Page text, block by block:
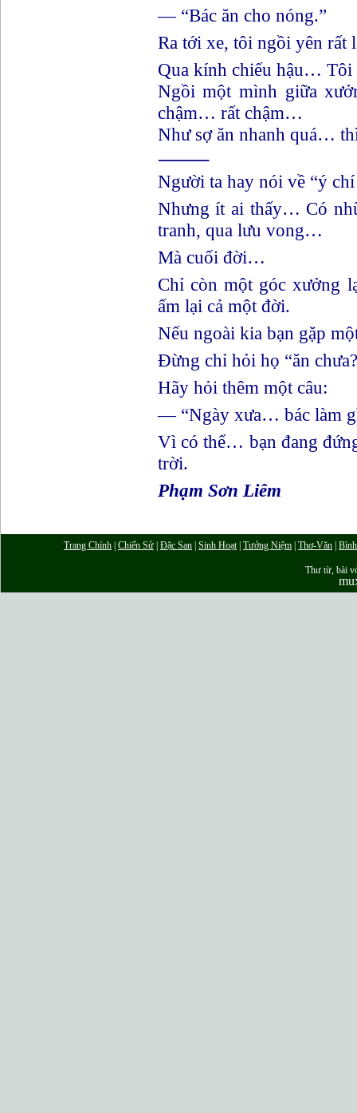
— “Bác ăn cho nóng.”
Ra tới xe, tôi ngồi yên rất
Qua kính chiếu hậu…
Ngồi một mình giữa
chậm… rất chậm…
Như sợ ăn nhanh quá…
⸻
Người ta hay nói về “ý
Nhưng ít ai thấy… Có
tranh, qua lưu vong…
Mà cuối đời…
Chỉ còn một góc xưởng
ấm lại cả một đời.
Nếu ngoài kia bạn gặp
Đừng chỉ hỏi họ “ăn
Hãy hỏi thêm một câu:
— “Ngày xưa… bác làm
Vì có thể… bạn đang
trời.
Phạm Sơn Liêm
Trang Chính Chiến Sử Đặc San Sinh Hoạt| Tưởng Niệm Thơ-Văn
Thư từ, bài